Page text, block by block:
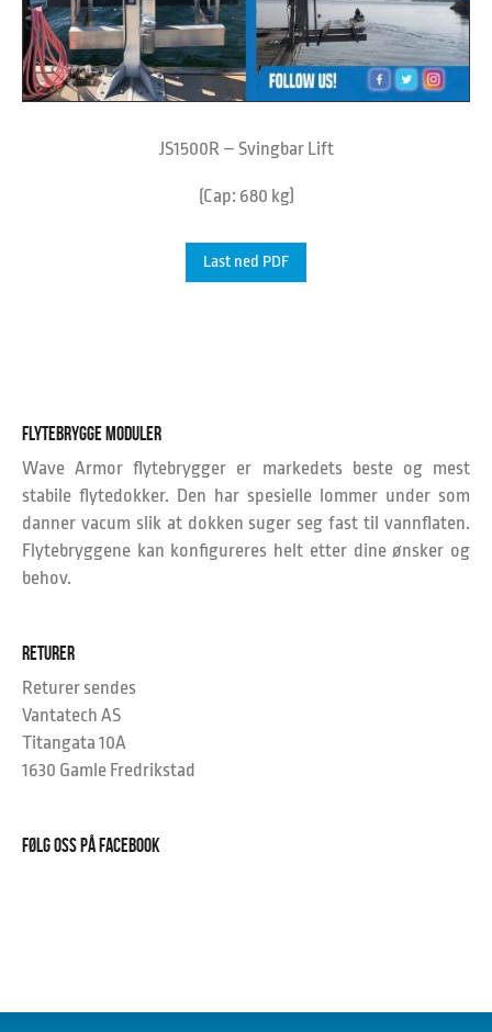
JS1500R – Svingbar Lift
(Cap: 680 kg)
Last ned PDF
FLYTEBRYGGE MODULER
Wave Armor flytebrygger er markedets beste og mest
stabile flytedokker. Den har spesielle lommer under som
danner vacum slik at dokken suger seg fast til vannflaten.
Flytebryggene kan konfigureres helt etter dine ønsker og
behov.
RETURER
Returer sendes
Vantatech AS
Titangata 10A
1630 Gamle Fredrikstad
FØLG OSS PÅ FACEBOOK